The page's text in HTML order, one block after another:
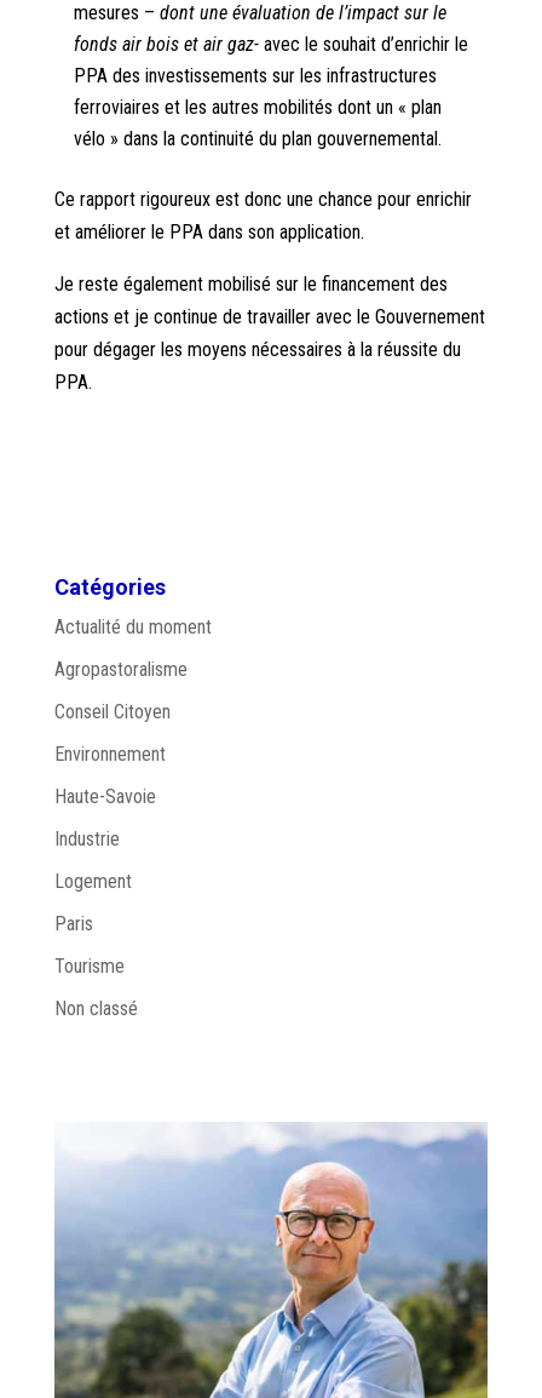
mesures – dont une évaluation de l’impact sur le
fonds air bois et air gaz-avec le souhait d’enrichir le
PPA des investissements sur les infrastructures
ferroviaires et les autres mobilités dont un « plan
vélo » dans la continuité du plan gouvernemental.
Ce rapport rigoureux est donc une chance pour enrichir
et améliorer le PPA dans son application.
Je reste également mobilisé sur le financement des
actions et je continue de travailler avec le Gouvernement
pour dégager les moyens nécessaires à la réussite du
PPA.
Catégories
Actualité du moment
Agropastoralisme
Conseil Citoyen
Environnement
Haute-Savoie
Industrie
Logement
Paris
Tourisme
Non classé